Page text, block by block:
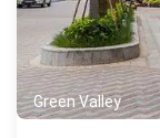
Green Valley